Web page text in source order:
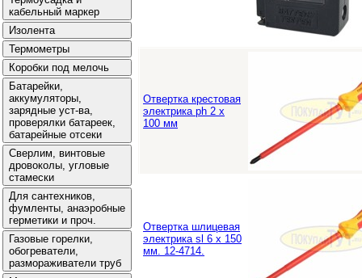
Отвертка крестовая
электрика ph 2 x
100 мм
Отвертка шлицевая
электрика sl 6 x 150
мм. 12-4714.